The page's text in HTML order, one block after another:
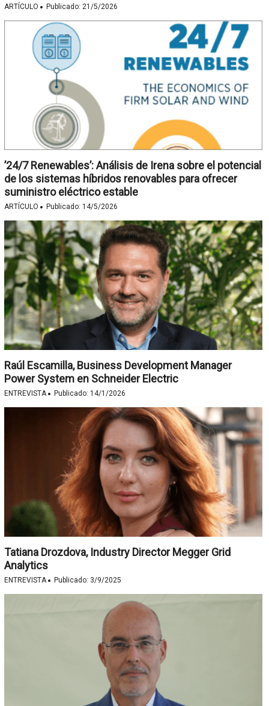
ARTÍCULO · Publicado: 21/5/2026
’24/7 Renewables’: Análisis de Irena sobre el potencial
de los sistemas híbridos renovables para ofrecer
suministro eléctrico estable
ARTÍCULO · Publicado: 14/5/2026
Raúl Escamilla, Business Development Manager
Power System en Schneider Electric
ENTREVISTA· Publicado: 14/1/2026
Tatiana Drozdova, Industry Director Megger Grid
Analytics
ENTREVISTA· Publicado: 3/9/2025